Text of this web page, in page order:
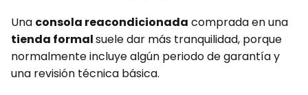
Una consola reacondicionada comprada en una
tienda formalsuele dar más tranquilidad, porque
normalmente incluye algún periodo de garantía y
una revisión técnica básica.